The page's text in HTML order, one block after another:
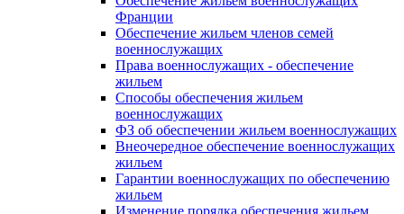
Франции
Обеспечение жильем членов семей
военнослужащих
Права военнослужащих - обеспечение
жильем
Способы обеспечения жильем
военнослужащих
ФЗ об обеспечении жильем военнослужащих
Внеочередное обеспечение военнослужащих
жильем
Гарантии военнослужащих по обеспечению
жильем
Изменение порядка обеспечения жильем